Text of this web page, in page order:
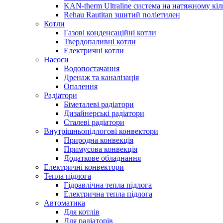
KAN-therm Ultraline система на натяжному
Rehau Rautitan зшитий поліетилен
Котли
Газові конденсаційні котли
Твердопаливні котли
Електричні котли
Насоси
Водопостачання
Дренаж та каналізація
Опалення
Радіатори
Біметалеві радіатори
Дизайнерські радіатори
Сталеві радіатори
Внутрішньопідлогові конвектори
Природна конвекція
Примусова конвекція
Додаткове обладнання
Електричні конвектори
Тепла підлога
Гідравлічна тепла підлога
Електрична тепла підлога
Автоматика
Для котлів
Для радіаторів